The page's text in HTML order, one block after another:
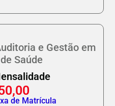
e Gestão em
Saúde
de Matrícula